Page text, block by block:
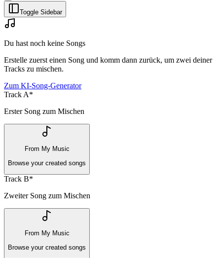
Toggle Sidebar
Du hast noch keine Songs
Erstelle zuerst einen Song und komm dann zurück, um zwei deiner
Tracks zu mischen.
Zum KI-Song-Generator
Track A*
Erster Song zum Mischen
From My Music
Browse your created songs
Track B*
Zweiter Song zum Mischen
From My Music
Browse your created songs